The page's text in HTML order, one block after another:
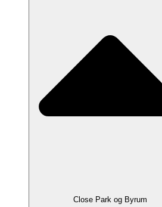
Close Park og Byrum